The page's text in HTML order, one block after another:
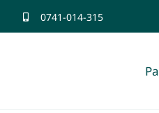
0741-014-315